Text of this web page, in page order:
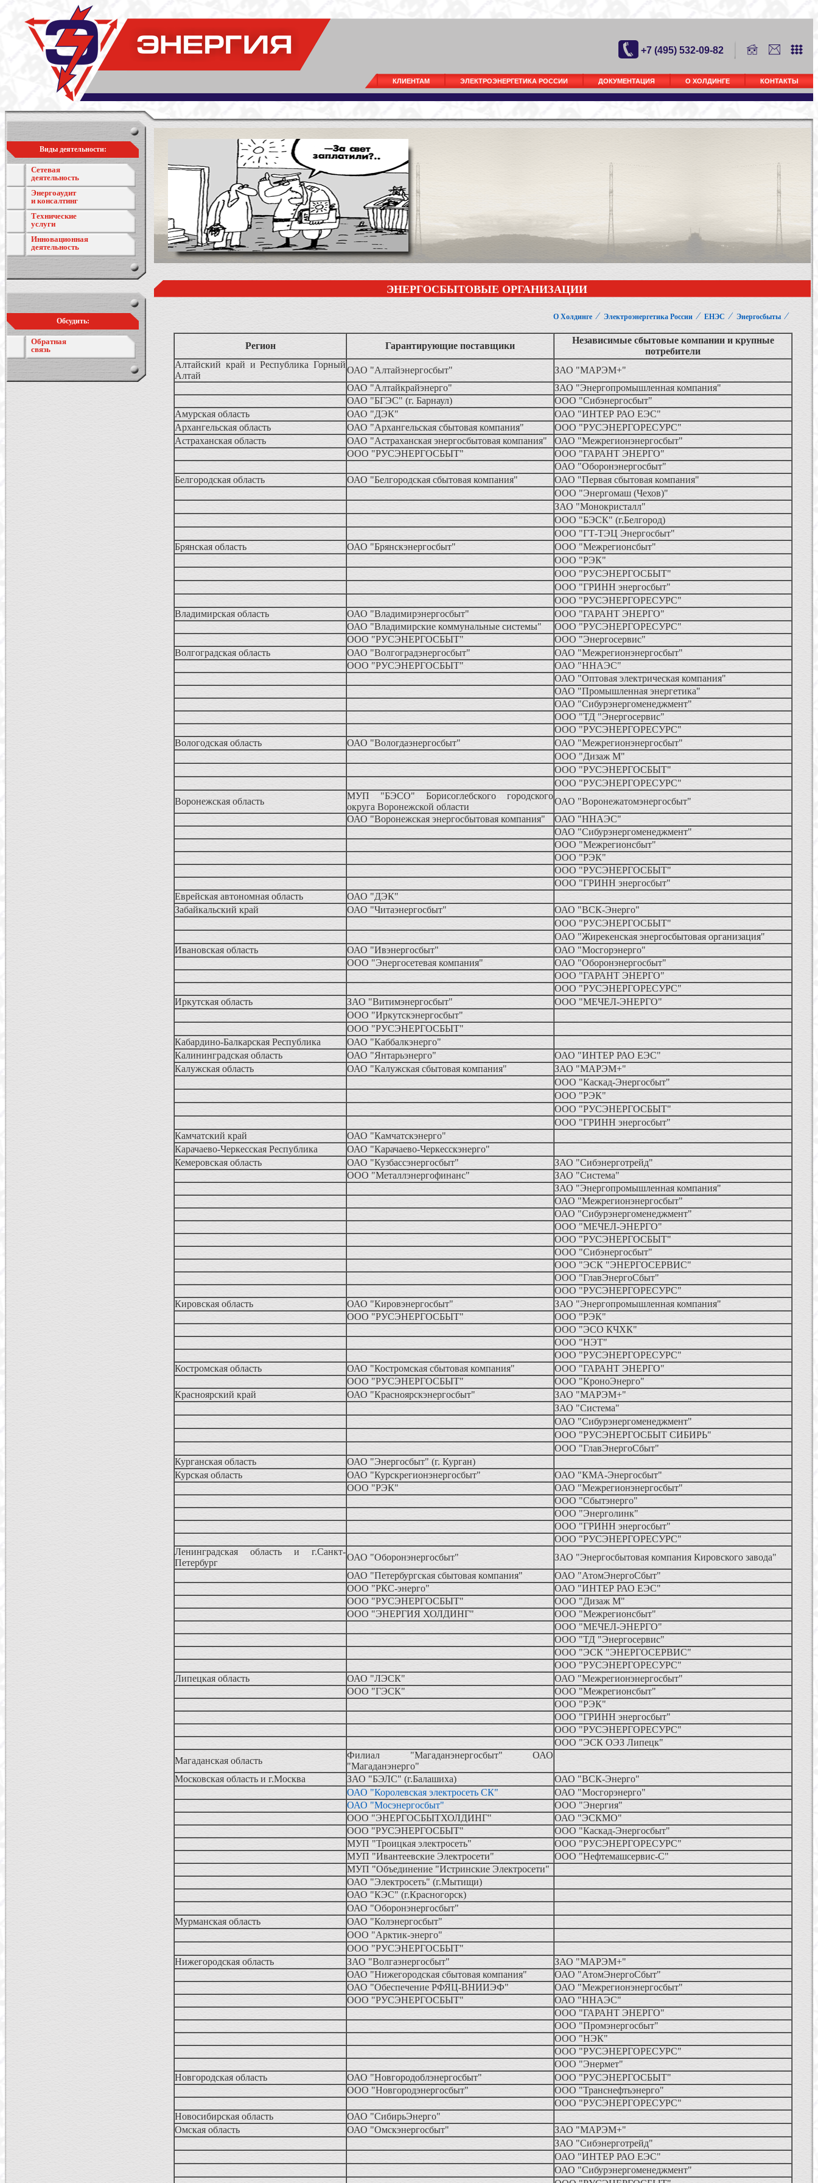
+7 (495) 532-09-82
КЛИЕНТАМ ЭЛЕКТРОЭНЕРГЕТИКА РОССИИ ДОКУМЕНТАЦИЯ О ХОЛДИНГЕ КОНТАКТЫ
Виды деятельности:
Сетевая
деятельность
Энергоаудит
и консалтинг
Технические
услуги
Инновационная
деятельность
Обсудить:
Обратная
связь
ЭНЕРГОСБЫТОВЫЕ ОРГАНИЗАЦИИ
О Холдинге ⁄ Электроэнергетика России ⁄ ЕНЭС ⁄ Энергосбыты ⁄
Регион Гарантирующие поставщики
Независимые сбытовые компании и крупные
потребители
Алтайский край и Республика Горный
Алтай
ОАО "Алтайэнергосбыт"
ЗАО "МАРЭМ+"
ОАО "Алтайкрайэнерго"
ЗАО "Энергопромышленная компания"
ОАО "БГЭС" (г. Барнаул)
ООО "Сибэнергосбыт"
Амурская область
ОАО "ДЭК"
ОАО "ИНТЕР РАО ЕЭС"
Архангельская область
ОАО "Архангельская сбытовая компания"
ООО "РУСЭНЕРГОРЕСУРС"
Астраханская область
ОАО "Астраханская энергосбытовая компания"
ОАО "Межрегионэнергосбыт"
ООО "РУСЭНЕРГОСБЫТ"
ООО "ГАРАНТ ЭНЕРГО"
ОАО "Оборонэнергосбыт"
Белгородская область
ОАО "Белгородская сбытовая компания"
ОАО "Первая сбытовая компания"
ООО "Энергомаш (Чехов)"
ЗАО "Монокристалл"
ООО "БЭСК" (г.Белгород)
ООО "ГТ-ТЭЦ Энергосбыт"
Брянская область
ОАО "Брянскэнергосбыт"
ООО "Межрегионсбыт"
ООО "РЭК"
ООО "РУСЭНЕРГОСБЫТ"
ООО "ГРИНН энергосбыт"
ООО "РУСЭНЕРГОРЕСУРС"
Владимирская область
ОАО "Владимирэнергосбыт"
ООО "ГАРАНТ ЭНЕРГО"
ОАО "Владимирские коммунальные системы"
ООО "РУСЭНЕРГОРЕСУРС"
ООО "РУСЭНЕРГОСБЫТ"
ООО "Энергосервис"
Волгоградская область
ОАО "Волгоградэнергосбыт"
ОАО "Межрегионэнергосбыт"
ООО "РУСЭНЕРГОСБЫТ"
ОАО "ННАЭС"
ОАО "Оптовая электрическая компания"
ОАО "Промышленная энергетика"
ОАО "Сибурэнергоменеджмент"
ООО "ТД "Энергосервис"
ООО "РУСЭНЕРГОРЕСУРС"
Вологодская область
ОАО "Вологдаэнергосбыт"
ОАО "Межрегионэнергосбыт"
ООО "Дизаж М"
ООО "РУСЭНЕРГОСБЫТ"
ООО "РУСЭНЕРГОРЕСУРС"
Воронежская область
МУП "БЭСО" Борисоглебского городского
округа Воронежской области
ОАО "Воронежатомэнергосбыт"
ОАО "Воронежская энергосбытовая компания"
ОАО "ННАЭС"
ОАО "Сибурэнергоменеджмент"
ООО "Межрегионсбыт"
ООО "РЭК"
ООО "РУСЭНЕРГОСБЫТ"
ООО "ГРИНН энергосбыт"
Еврейская автономная область
ОАО "ДЭК"
Забайкальский край
ОАО "Читаэнергосбыт"
ОАО "ВСК-Энерго"
ООО "РУСЭНЕРГОСБЫТ"
ОАО "Жирекенская энергосбытовая организация"
Ивановская область
ОАО "Ивэнергосбыт"
ОАО "Мосгорэнерго"
ООО "Энергосетевая компания"
ОАО "Оборонэнергосбыт"
ООО "ГАРАНТ ЭНЕРГО"
ООО "РУСЭНЕРГОРЕСУРС"
Иркутская область
ЗАО "Витимэнергосбыт"
ООО "МЕЧЕЛ-ЭНЕРГО"
ООО "Иркутскэнергосбыт"
ООО "РУСЭНЕРГОСБЫТ"
Кабардино-Балкарская Республика
ОАО "Каббалкэнерго"
Калининградская область
ОАО "Янтарьэнерго"
ОАО "ИНТЕР РАО ЕЭС"
Калужская область
ОАО "Калужская сбытовая компания"
ЗАО "МАРЭМ+"
ООО "Каскад-Энергосбыт"
ООО "РЭК"
ООО "РУСЭНЕРГОСБЫТ"
ООО "ГРИНН энергосбыт"
Камчатский край
ОАО "Камчатскэнерго"
Карачаево-Черкесская Республика
ОАО "Карачаево-Черкесскэнерго"
Кемеровская область
ОАО "Кузбассэнергосбыт"
ЗАО "Сибэнерготрейд"
ООО "Металлэнергофинанс"
ЗАО "Система"
ЗАО "Энергопромышленная компания"
ОАО "Межрегионэнергосбыт"
ОАО "Сибурэнергоменеджмент"
ООО "МЕЧЕЛ-ЭНЕРГО"
ООО "РУСЭНЕРГОСБЫТ"
ООО "Сибэнергосбыт"
ООО "ЭСК "ЭНЕРГОСЕРВИС"
ООО "ГлавЭнергоСбыт"
ООО "РУСЭНЕРГОРЕСУРС"
Кировская область
ОАО "Кировэнергосбыт"
ЗАО "Энергопромышленная компания"
ООО "РУСЭНЕРГОСБЫТ"
ООО "РЭК"
ООО "ЭСО КЧХК"
ООО "НЭТ"
ООО "РУСЭНЕРГОРЕСУРС"
Костромская область
ОАО "Костромская сбытовая компания"
ООО "ГАРАНТ ЭНЕРГО"
ООО "РУСЭНЕРГОСБЫТ"
ООО "КроноЭнерго"
Красноярский край
ОАО "Красноярскэнергосбыт"
ЗАО "МАРЭМ+"
ЗАО "Система"
ОАО "Сибурэнергоменеджмент"
ООО "РУСЭНЕРГОСБЫТ СИБИРЬ"
ООО "ГлавЭнергоСбыт"
Курганская область
ОАО "Энергосбыт" (г. Курган)
Курская область
ОАО "Курскрегионэнергосбыт"
ОАО "КМА-Энергосбыт"
ООО "РЭК"
ОАО "Межрегионэнергосбыт"
ООО "Сбытэнерго"
ООО "Энерголинк"
ООО "ГРИНН энергосбыт"
ООО "РУСЭНЕРГОРЕСУРС"
Ленинградская область и г.Санкт-
Петербург
ОАО "Оборонэнергосбыт"
ЗАО "Энергосбытовая компания Кировского завода"
ОАО "Петербургская сбытовая компания"
ОАО "АтомЭнергоСбыт"
ООО "РКС-энерго"
ОАО "ИНТЕР РАО ЕЭС"
ООО "РУСЭНЕРГОСБЫТ"
ООО "Дизаж М"
ООО "ЭНЕРГИЯ ХОЛДИНГ"
ООО "Межрегионсбыт"
ООО "МЕЧЕЛ-ЭНЕРГО"
ООО "ТД "Энергосервис"
ООО "ЭСК "ЭНЕРГОСЕРВИС"
ООО "РУСЭНЕРГОРЕСУРС"
Липецкая область
ОАО "ЛЭСК"
ОАО "Межрегионэнергосбыт"
ООО "ГЭСК"
ООО "Межрегионсбыт"
ООО "РЭК"
ООО "ГРИНН энергосбыт"
ООО "РУСЭНЕРГОРЕСУРС"
ООО "ЭСК ОЭЗ Липецк"
Магаданская область
Филиал "Магаданэнергосбыт" ОАО
"Магаданэнерго"
Московская область и г.Москва
ЗАО "БЭЛС" (г.Балашиха)
ОАО "ВСК-Энерго"
ОАО "Королевская электросеть СК"
ОАО "Мосгорэнерго"
ОАО "Мосэнергосбыт"
ООО "Энергия"
ООО "ЭНЕРГОСБЫТХОЛДИНГ"
ОАО "ЭСКМО"
ООО "РУСЭНЕРГОСБЫТ"
ООО "Каскад-Энергосбыт"
МУП "Троицкая электросеть"
ООО "РУСЭНЕРГОРЕСУРС"
МУП "Ивантеевские Электросети"
ООО "Нефтемашсервис-С"
МУП "Объединение "Истринские Электросети"
ОАО "Электросеть" (г.Мытищи)
ОАО "КЭС" (г.Красногорск)
ОАО "Оборонэнергосбыт"
Мурманская область
ОАО "Колэнергосбыт"
ООО "Арктик-энерго"
ООО "РУСЭНЕРГОСБЫТ"
Нижегородская область
ЗАО "Волгаэнергосбыт"
ЗАО "МАРЭМ+"
ОАО "Нижегородская сбытовая компания"
ОАО "АтомЭнергоСбыт"
ОАО "Обеспечение РФЯЦ-ВНИИЭФ"
ОАО "Межрегионэнергосбыт"
ООО "РУСЭНЕРГОСБЫТ"
ОАО "ННАЭС"
ООО "ГАРАНТ ЭНЕРГО"
ООО "Промэнергосбыт"
ООО "НЭК"
ООО "РУСЭНЕРГОРЕСУРС"
ООО "Энермет"
Новгородская область
ОАО "Новгородоблэнергосбыт"
ООО "РУСЭНЕРГОСБЫТ"
ООО "Новгородэнергосбыт"
ООО "Транснефтьэнерго"
ООО "РУСЭНЕРГОРЕСУРС"
Новосибирская область
ОАО "СибирьЭнерго"
Омская область
ОАО "Омскэнергосбыт"
ЗАО "МАРЭМ+"
ЗАО "Сибэнерготрейд"
ОАО "ИНТЕР РАО ЕЭС"
ОАО "Сибурэнергоменеджмент"